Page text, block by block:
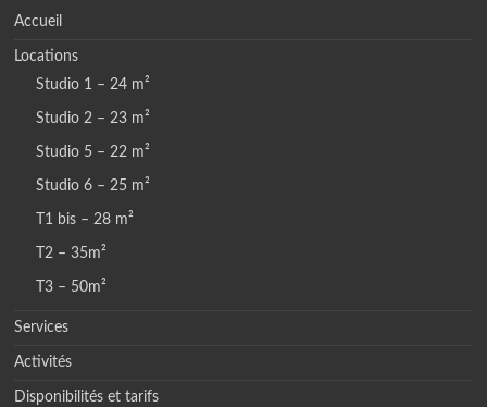
Accueil
Locations
Studio 1 – 24 m²
Studio 2 – 23 m²
Studio 5 – 22 m²
Studio 6 – 25 m²
T1 bis – 28 m²
T2 – 35m²
T3 – 50m²
Services
Activités
Disponibilités et tarifs